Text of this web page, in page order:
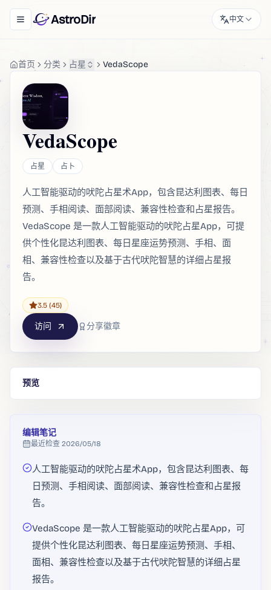
Toggle navigation menu
AstroDir 中文
首页 分类 占星 VedaScope
VedaScope
占星 占卜
人工智能驱动的吠陀占星术App，包含昆达利图表、每日
预测、手相阅读、面部阅读、兼容性检查和占星报告。
VedaScope 是一款人工智能驱动的吠陀占星App，可提
供个性化昆达利图表、每日星座运势预测、手相、面
相、兼容性检查以及基于古代吠陀智慧的详细占星报
告。
3.5 (45)
访问 分享徽章
预览
编辑笔记
最近检查 2026/05/18
人工智能驱动的吠陀占星术App，包含昆达利图表、每
日预测、手相阅读、面部阅读、兼容性检查和占星报
告。
VedaScope 是一款人工智能驱动的吠陀占星App，可
提供个性化昆达利图表、每日星座运势预测、手相、
面相、兼容性检查以及基于古代吠陀智慧的详细占星
报告。